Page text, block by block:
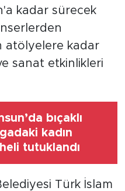
kadar sürecek
atölyelere kadar
sanat etkinlikleri
bıçaklı
kadın
tutuklandı
Türk İslam